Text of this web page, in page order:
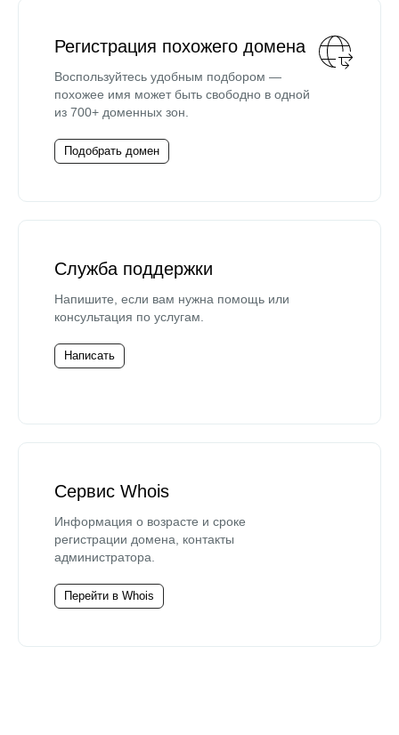
Регистрация похожего домена
Воспользуйтесь удобным подбором —
похожее имя может быть свободно в одной
из 700+ доменных зон.
Подобрать домен
Служба поддержки
Напишите, если вам нужна помощь или
консультация по услугам.
Написать
Сервис Whois
Информация о возрасте и сроке
регистрации домена, контакты
администратора.
Перейти в Whois